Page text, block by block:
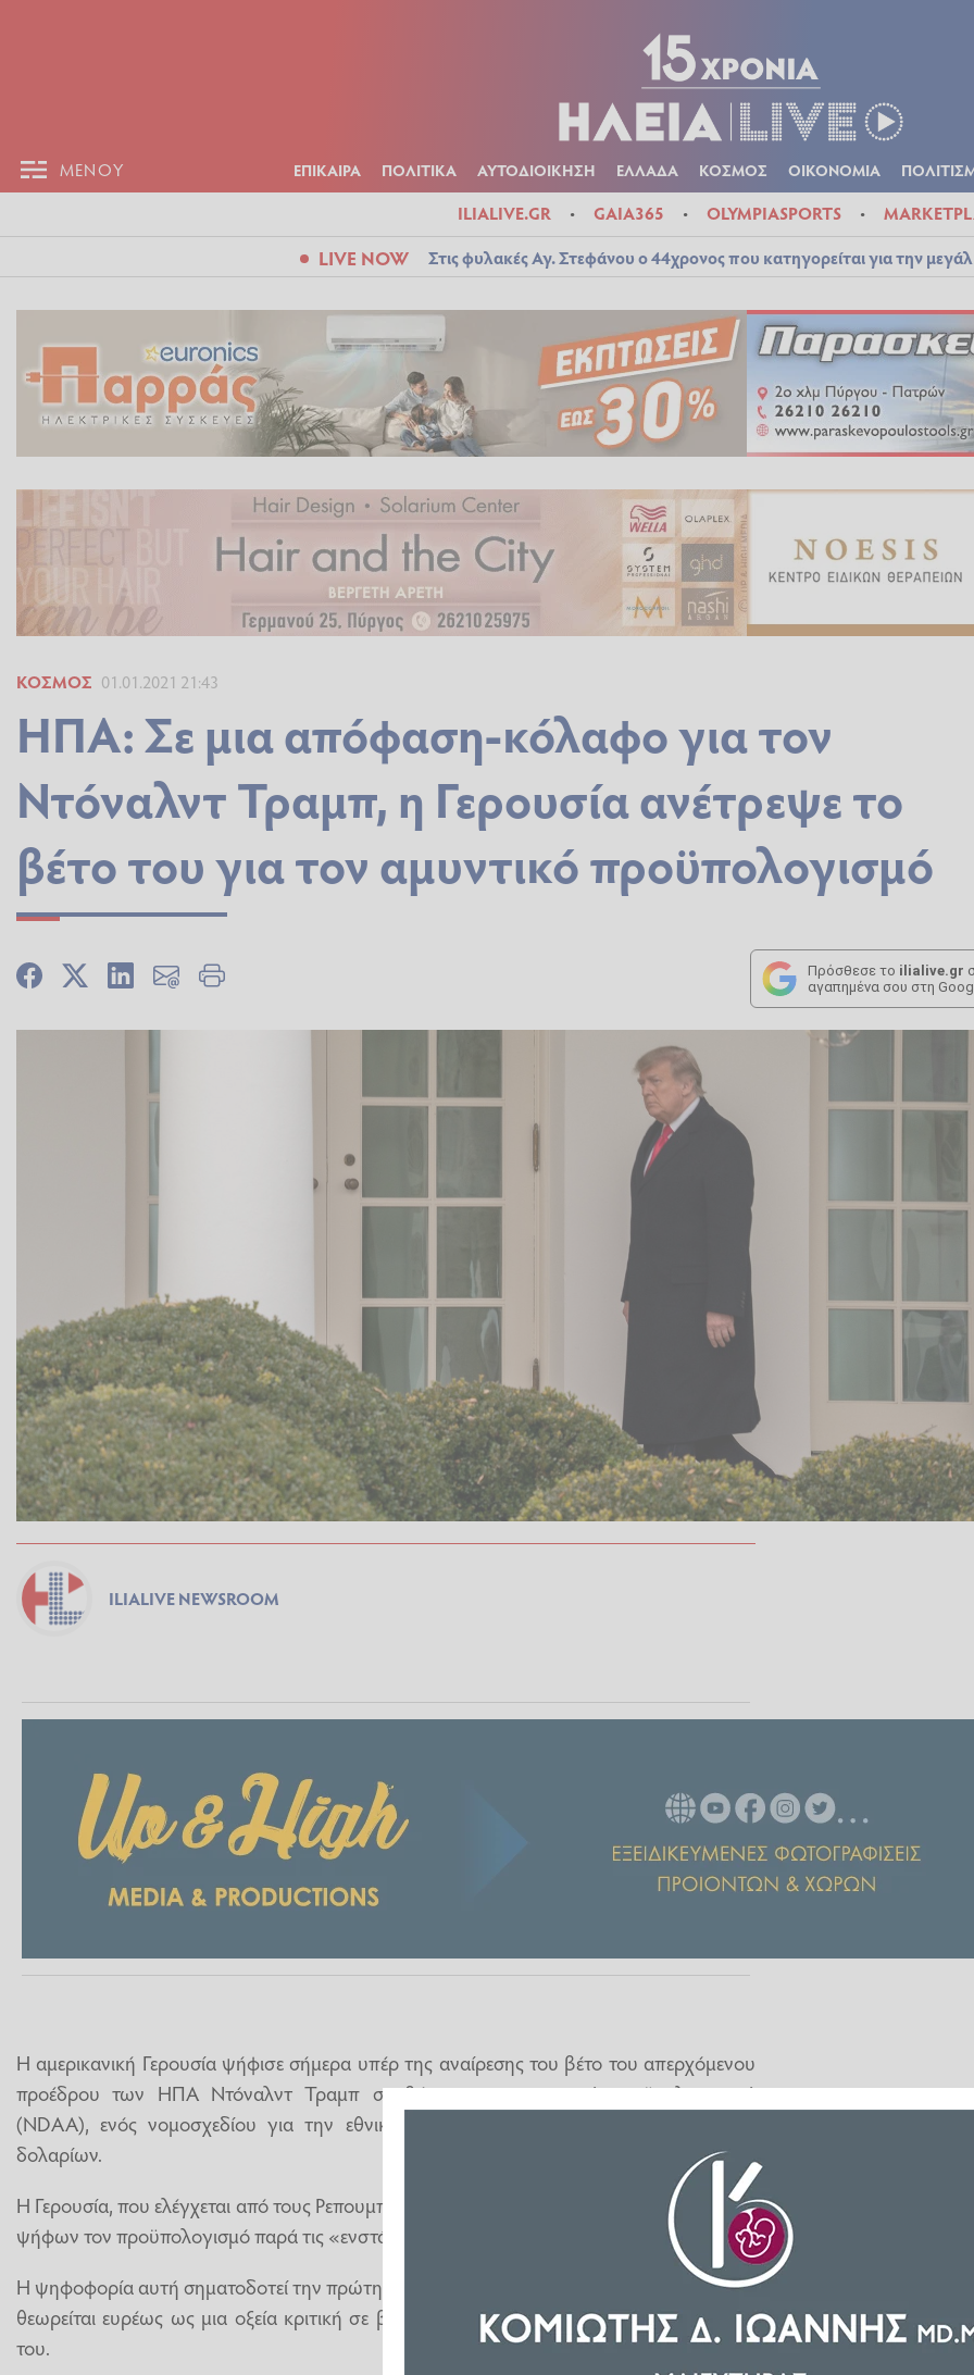
ΜΕΝΟΥ ΕΠΙΚΑΙΡΑ ΠΟΛΙΤΙΚΑ ΑΥΤΟΔΙΟΙΚΗΣΗ ΕΛΛΑΔΑ ΚΟΣΜΟΣ ΟΙΚΟΝΟΜΙΑ
ILIALIVE.GR GAIA365 OLYMPIASPORTS
LIVE NOW Στις φυλακές Αγ. Στεφάνου ο 44χρονος που κατηγορείται για την
ΚΌΣΜΟΣ 01.01.2021 21:43
ΗΠΑ: Σε μια απόφαση-κόλαφο για τον
Ντόναλντ Τραμπ, η Γερουσία ανέτρεψε το
βέτο του για τον αμυντικό προϋπολογισμό
Πρόσθεσε το ilialive.gr
αγαπημένα σου στη
ILIALIVE NEWSROOM
Η αμερικανική Γερουσία ψήφισε σήμερα υπέρ της αναίρεσης του βέτο του απερχόμενου
προέδρου των ΗΠΑ Ντόναλντ Τραμπ σε βάρος του αμυντικού προϋπολογισμού
(NDAA), ενός νομοσχεδίου για την εθνική ασφάλεια ύψους 740 δισεκατομμυρίων
δολαρίων.
Η Γερουσία, που ελέγχεται από τους Ρεπουμπλικάνους, υιοθέτησε με τα 2/3 και πλέον των
ψήφων τον προϋπολογισμό παρά τις «ενστάσεις του προέδρου».
Η ψηφοφορία αυτή σηματοδοτεί την πρώτη ακύρωση βέτο της προεδρίας του Τραμπ και
θεωρείται ευρέως ως μια οξεία κριτική σε βάρος του, τις τελευταίες ημέρες της θητείας
του.